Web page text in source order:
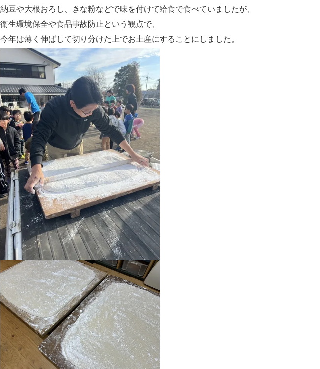
納豆や大根おろし、きな粉などで味を付けて給食で食べていましたが、
衛生環境保全や食品事故防止という観点で、
今年は薄く伸ばして切り分けた上でお土産にすることにしました。